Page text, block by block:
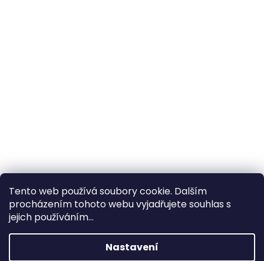
Tento web používá soubory cookie. Dalším
procházením tohoto webu vyjadřujete souhlas s
jejich používáním...
Nastavení
×
Hledáte nejvýhodnější cenu? Získáte jí
pomocíregistrace